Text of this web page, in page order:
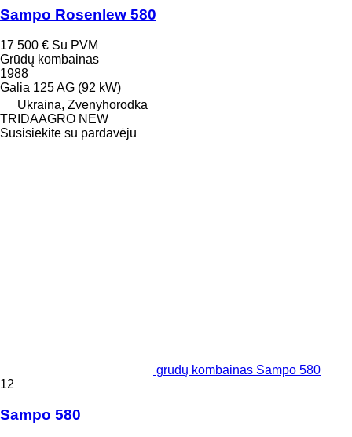
Sampo Rosenlew 580
17 500 € Su PVM
Grūdų kombainas
1988
Galia 125 AG (92 kW)
Ukraina, Zvenyhorodka
TRIDAAGRO NEW
Susisiekite su pardavėju
grūdų kombainas Sampo 580
12
Sampo 580